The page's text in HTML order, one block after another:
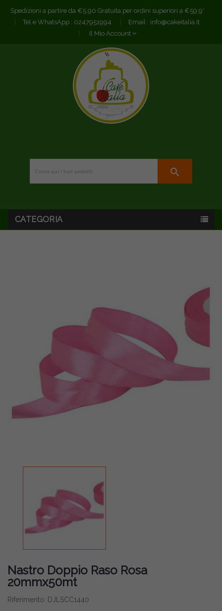
Spedizioni a partire da €5,90 Gratuita per ordini superiori a €59,9*
Tel e WhatsApp : 0247951994 Email : info@cakeitalia.it
Il Mio Account
search
CATEGORIA
Nastro Doppio Raso Rosa
20mmx50mt
Riferimento: DJLSCC1440